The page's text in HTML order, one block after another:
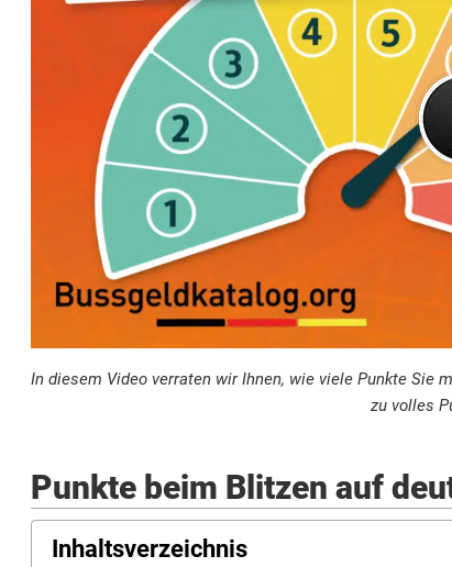
In diesem Video verraten wir Ihnen, wie viele Punkte Sie
zu volles
Punkte beim Blitzen auf
Inhaltsverzeichnis